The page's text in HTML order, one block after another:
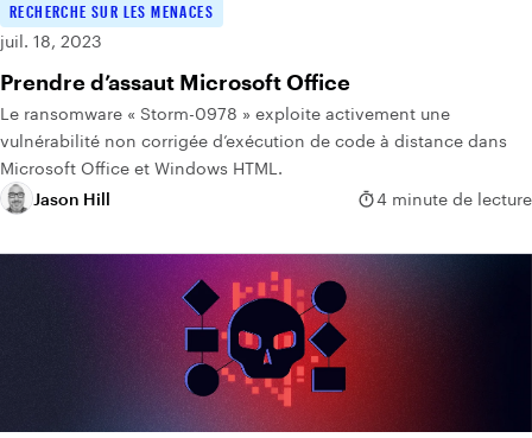
RECHERCHE SUR LES MENACES
juil. 18, 2023
Prendre d’assaut Microsoft Office
Le ransomware « Storm-0978 » exploite activement une
vulnérabilité non corrigée d’exécution de code à distance dans
Microsoft Office et Windows HTML.
Jason Hill
4 minute de lecture